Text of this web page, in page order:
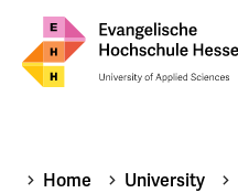
Suche
Home University